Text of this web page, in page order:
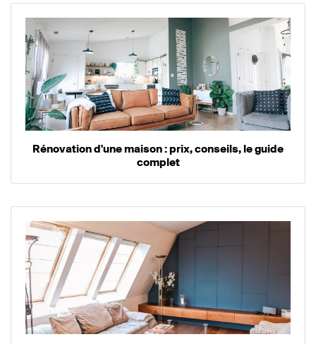
Rénovation d'une maison : prix, conseils, le guide
complet